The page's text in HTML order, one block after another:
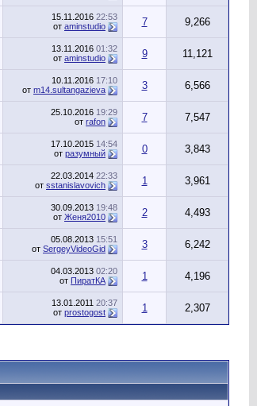
15.11.2016 22:53
от aminstudio 7 9,266
13.11.2016 01:32
от aminstudio 9 11,121
10.11.2016 17:10
от m14.sultangazieva 3 6,566
25.10.2016 19:29
от rafon 7 7,547
17.10.2015 14:54
от разумный 0 3,843
22.03.2014 22:33
от sstanislavovich 1 3,961
30.09.2013 19:48
от Женя2010 2 4,493
05.08.2013 15:51
от SergeyVideoGid 3 6,242
04.03.2013 02:20
от ПиратКА 1 4,196
13.01.2011 20:37
от prostogost 1 2,307